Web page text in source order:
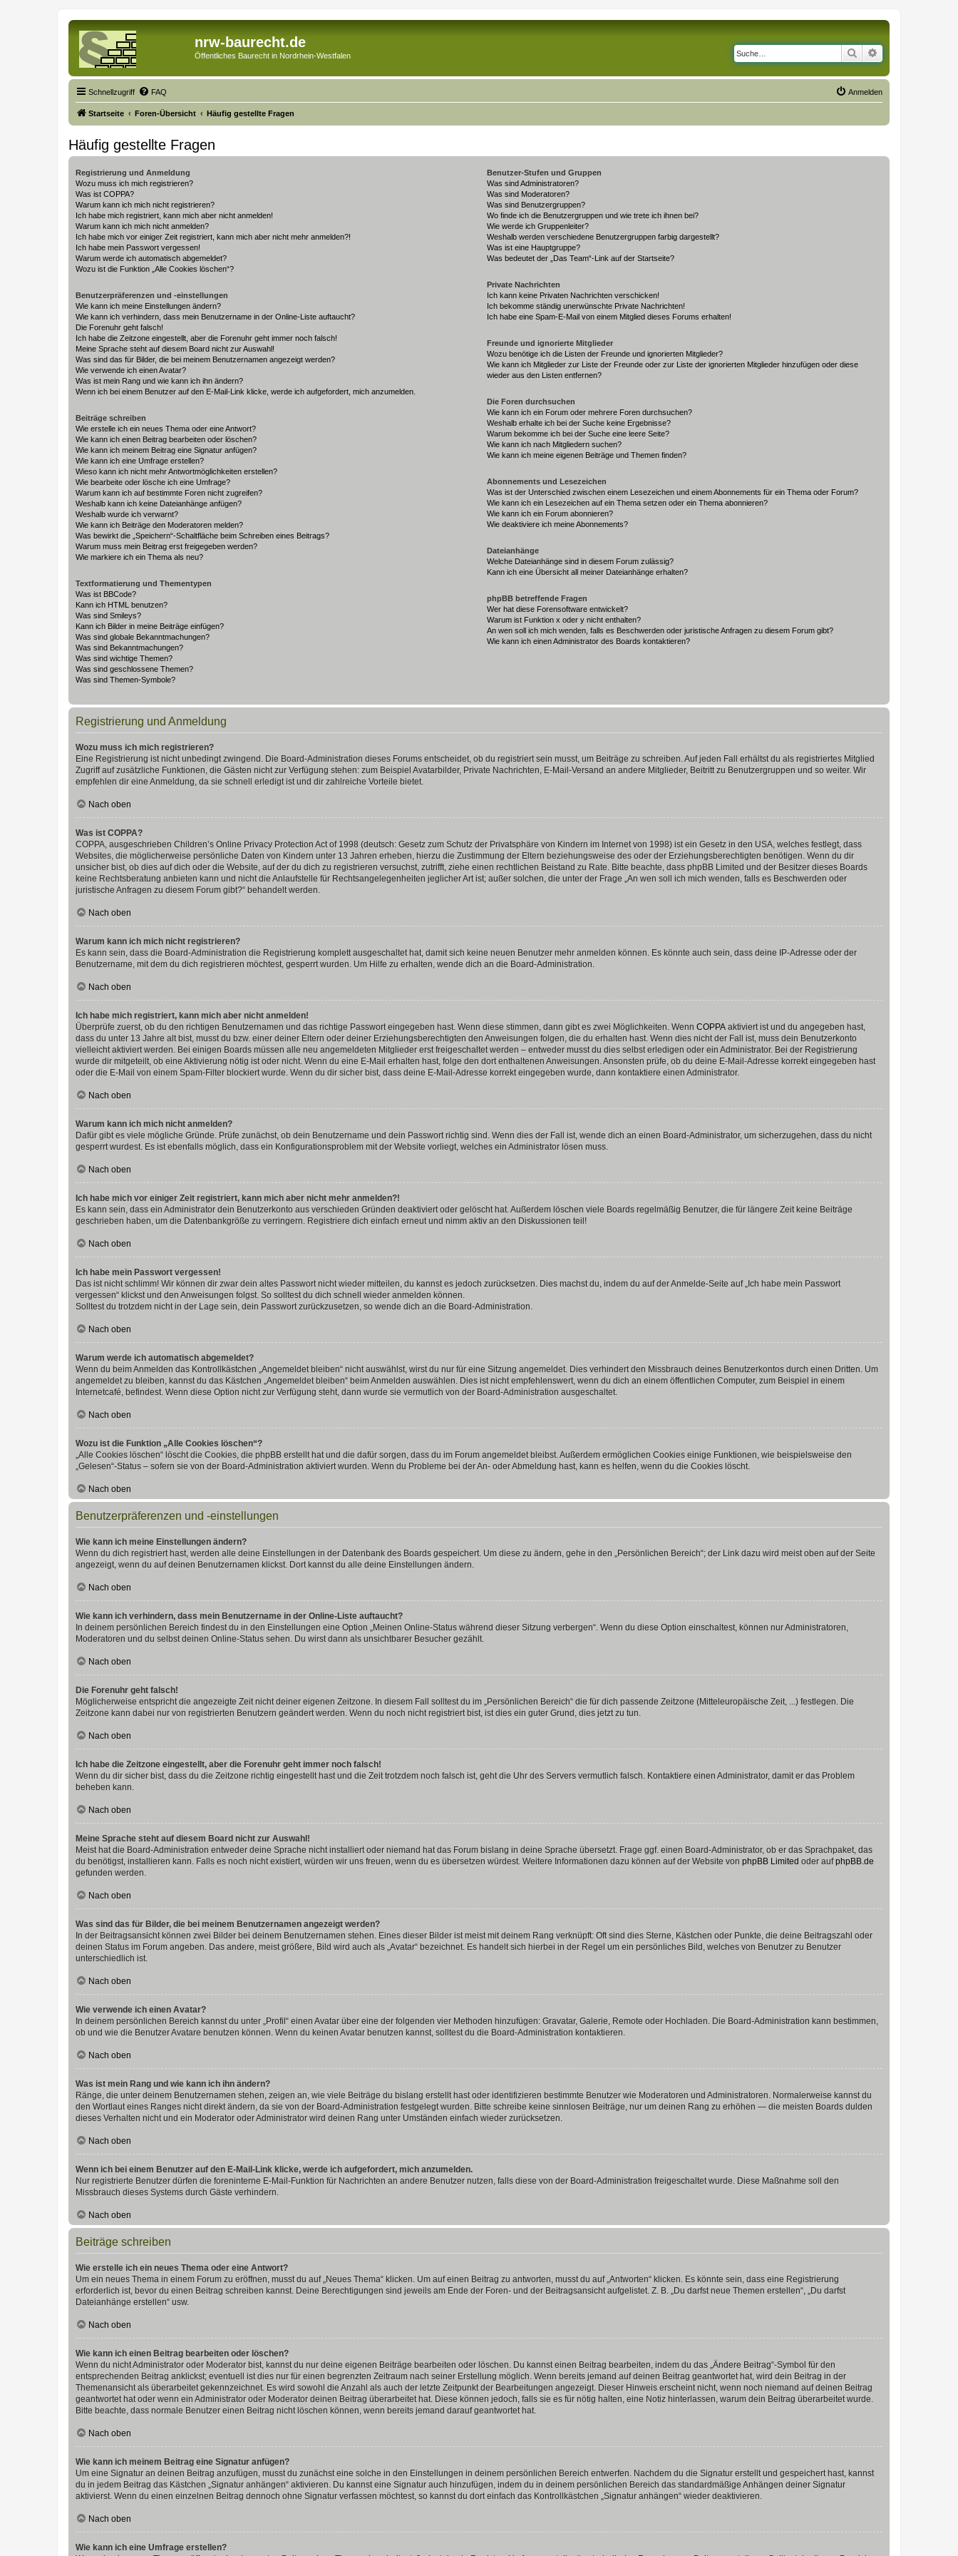
nrw-baurecht.de
Öffentliches Baurecht in Nordrhein-Westfalen Suche
Schnellzugriff FAQ Anmelden
Startseite Foren-Übersicht Häufig gestellte Fragen
Häufig gestellte Fragen
Registrierung und Anmeldung
Wozu muss ich mich registrieren?
Was ist COPPA?
Warum kann ich mich nicht registrieren?
Ich habe mich registriert, kann mich aber nicht anmelden!
Warum kann ich mich nicht anmelden?
Ich habe mich vor einiger Zeit registriert, kann mich aber nicht mehr anmelden?!
Ich habe mein Passwort vergessen!
Warum werde ich automatisch abgemeldet?
Wozu ist die Funktion „Alle Cookies löschen“?
Benutzerpräferenzen und -einstellungen
Wie kann ich meine Einstellungen ändern?
Wie kann ich verhindern, dass mein Benutzername in der Online-Liste auftaucht?
Die Forenuhr geht falsch!
Ich habe die Zeitzone eingestellt, aber die Forenuhr geht immer noch falsch!
Meine Sprache steht auf diesem Board nicht zur Auswahl!
Was sind das für Bilder, die bei meinem Benutzernamen angezeigt werden?
Wie verwende ich einen Avatar?
Was ist mein Rang und wie kann ich ihn ändern?
Wenn ich bei einem Benutzer auf den E-Mail-Link klicke, werde ich aufgefordert, mich anzumelden.
Beiträge schreiben
Wie erstelle ich ein neues Thema oder eine Antwort?
Wie kann ich einen Beitrag bearbeiten oder löschen?
Wie kann ich meinem Beitrag eine Signatur anfügen?
Wie kann ich eine Umfrage erstellen?
Wieso kann ich nicht mehr Antwortmöglichkeiten erstellen?
Wie bearbeite oder lösche ich eine Umfrage?
Warum kann ich auf bestimmte Foren nicht zugreifen?
Weshalb kann ich keine Dateianhänge anfügen?
Weshalb wurde ich verwarnt?
Wie kann ich Beiträge den Moderatoren melden?
Was bewirkt die „Speichern“-Schaltfläche beim Schreiben eines Beitrags?
Warum muss mein Beitrag erst freigegeben werden?
Wie markiere ich ein Thema als neu?
Textformatierung und Thementypen
Was ist BBCode?
Kann ich HTML benutzen?
Was sind Smileys?
Kann ich Bilder in meine Beiträge einfügen?
Was sind globale Bekanntmachungen?
Was sind Bekanntmachungen?
Was sind wichtige Themen?
Was sind geschlossene Themen?
Was sind Themen-Symbole?
Benutzer-Stufen und Gruppen
Was sind Administratoren?
Was sind Moderatoren?
Was sind Benutzergruppen?
Wo finde ich die Benutzergruppen und wie trete ich ihnen bei?
Wie werde ich Gruppenleiter?
Weshalb werden verschiedene Benutzergruppen farbig dargestellt?
Was ist eine Hauptgruppe?
Was bedeutet der „Das Team“-Link auf der Startseite?
Private Nachrichten
Ich kann keine Privaten Nachrichten verschicken!
Ich bekomme ständig unerwünschte Private Nachrichten!
Ich habe eine Spam-E-Mail von einem Mitglied dieses Forums erhalten!
Freunde und ignorierte Mitglieder
Wozu benötige ich die Listen der Freunde und ignorierten Mitglieder?
Wie kann ich Mitglieder zur Liste der Freunde oder zur Liste der ignorierten Mitglieder hinzufügen oder diese
wieder aus den Listen entfernen?
Die Foren durchsuchen
Wie kann ich ein Forum oder mehrere Foren durchsuchen?
Weshalb erhalte ich bei der Suche keine Ergebnisse?
Warum bekomme ich bei der Suche eine leere Seite?
Wie kann ich nach Mitgliedern suchen?
Wie kann ich meine eigenen Beiträge und Themen finden?
Abonnements und Lesezeichen
Was ist der Unterschied zwischen einem Lesezeichen und einem Abonnements für ein Thema oder Forum?
Wie kann ich ein Lesezeichen auf ein Thema setzen oder ein Thema abonnieren?
Wie kann ich ein Forum abonnieren?
Wie deaktiviere ich meine Abonnements?
Dateianhänge
Welche Dateianhänge sind in diesem Forum zulässig?
Kann ich eine Übersicht all meiner Dateianhänge erhalten?
phpBB betreffende Fragen
Wer hat diese Forensoftware entwickelt?
Warum ist Funktion x oder y nicht enthalten?
An wen soll ich mich wenden, falls es Beschwerden oder juristische Anfragen zu diesem Forum gibt?
Wie kann ich einen Administrator des Boards kontaktieren?
Registrierung und Anmeldung
Wozu muss ich mich registrieren?
Eine Registrierung ist nicht unbedingt zwingend. Die Board-Administration dieses Forums entscheidet, ob du registriert sein musst, um Beiträge zu schreiben. Auf jeden Fall erhältst du als registriertes Mitglied
Zugriff auf zusätzliche Funktionen, die Gästen nicht zur Verfügung stehen: zum Beispiel Avatarbilder, Private Nachrichten, E-Mail-Versand an andere Mitglieder, Beitritt zu Benutzergruppen und so weiter. Wir
empfehlen dir eine Anmeldung, da sie schnell erledigt ist und dir zahlreiche Vorteile bietet.
Nach oben
Was ist COPPA?
COPPA, ausgeschrieben Children’s Online Privacy Protection Act of 1998 (deutsch: Gesetz zum Schutz der Privatsphäre von Kindern im Internet von 1998) ist ein Gesetz in den USA, welches festlegt, dass
Websites, die möglicherweise persönliche Daten von Kindern unter 13 Jahren erheben, hierzu die Zustimmung der Eltern beziehungsweise des oder der Erziehungsberechtigten benötigen. Wenn du dir
unsicher bist, ob dies auf dich oder die Website, auf der du dich zu registrieren versuchst, zutrifft, ziehe einen rechtlichen Beistand zu Rate. Bitte beachte, dass phpBB Limited und der Besitzer dieses Boards
keine Rechtsberatung anbieten kann und nicht die Anlaufstelle für Rechtsangelegenheiten jeglicher Art ist; außer solchen, die unter der Frage „An wen soll ich mich wenden, falls es Beschwerden oder
juristische Anfragen zu diesem Forum gibt?“ behandelt werden.
Nach oben
Warum kann ich mich nicht registrieren?
Es kann sein, dass die Board-Administration die Registrierung komplett ausgeschaltet hat, damit sich keine neuen Benutzer mehr anmelden können. Es könnte auch sein, dass deine IP-Adresse oder der
Benutzername, mit dem du dich registrieren möchtest, gesperrt wurden. Um Hilfe zu erhalten, wende dich an die Board-Administration.
Nach oben
Ich habe mich registriert, kann mich aber nicht anmelden!
Überprüfe zuerst, ob du den richtigen Benutzernamen und das richtige Passwort eingegeben hast. Wenn diese stimmen, dann gibt es zwei Möglichkeiten. Wenn COPPA aktiviert ist und du angegeben hast,
dass du unter 13 Jahre alt bist, musst du bzw. einer deiner Eltern oder deiner Erziehungsberechtigten den Anweisungen folgen, die du erhalten hast. Wenn dies nicht der Fall ist, muss dein Benutzerkonto
vielleicht aktiviert werden. Bei einigen Boards müssen alle neu angemeldeten Mitglieder erst freigeschaltet werden – entweder musst du dies selbst erledigen oder ein Administrator. Bei der Registrierung
wurde dir mitgeteilt, ob eine Aktivierung nötig ist oder nicht. Wenn du eine E-Mail erhalten hast, folge den dort enthaltenen Anweisungen. Ansonsten prüfe, ob du deine E-Mail-Adresse korrekt eingegeben hast
oder die E-Mail von einem Spam-Filter blockiert wurde. Wenn du dir sicher bist, dass deine E-Mail-Adresse korrekt eingegeben wurde, dann kontaktiere einen Administrator.
Nach oben
Warum kann ich mich nicht anmelden?
Dafür gibt es viele mögliche Gründe. Prüfe zunächst, ob dein Benutzername und dein Passwort richtig sind. Wenn dies der Fall ist, wende dich an einen Board-Administrator, um sicherzugehen, dass du nicht
gesperrt wurdest. Es ist ebenfalls möglich, dass ein Konfigurationsproblem mit der Website vorliegt, welches ein Administrator lösen muss.
Nach oben
Ich habe mich vor einiger Zeit registriert, kann mich aber nicht mehr anmelden?!
Es kann sein, dass ein Administrator dein Benutzerkonto aus verschieden Gründen deaktiviert oder gelöscht hat. Außerdem löschen viele Boards regelmäßig Benutzer, die für längere Zeit keine Beiträge
geschrieben haben, um die Datenbankgröße zu verringern. Registriere dich einfach erneut und nimm aktiv an den Diskussionen teil!
Nach oben
Ich habe mein Passwort vergessen!
Das ist nicht schlimm! Wir können dir zwar dein altes Passwort nicht wieder mitteilen, du kannst es jedoch zurücksetzen. Dies machst du, indem du auf der Anmelde-Seite auf „Ich habe mein Passwort
vergessen“ klickst und den Anweisungen folgst. So solltest du dich schnell wieder anmelden können.
Solltest du trotzdem nicht in der Lage sein, dein Passwort zurückzusetzen, so wende dich an die Board-Administration.
Nach oben
Warum werde ich automatisch abgemeldet?
Wenn du beim Anmelden das Kontrollkästchen „Angemeldet bleiben“ nicht auswählst, wirst du nur für eine Sitzung angemeldet. Dies verhindert den Missbrauch deines Benutzerkontos durch einen Dritten. Um
angemeldet zu bleiben, kannst du das Kästchen „Angemeldet bleiben“ beim Anmelden auswählen. Dies ist nicht empfehlenswert, wenn du dich an einem öffentlichen Computer, zum Beispiel in einem
Internetcafé, befindest. Wenn diese Option nicht zur Verfügung steht, dann wurde sie vermutlich von der Board-Administration ausgeschaltet.
Nach oben
Wozu ist die Funktion „Alle Cookies löschen“?
„Alle Cookies löschen“ löscht die Cookies, die phpBB erstellt hat und die dafür sorgen, dass du im Forum angemeldet bleibst. Außerdem ermöglichen Cookies einige Funktionen, wie beispielsweise den
„Gelesen“-Status – sofern sie von der Board-Administration aktiviert wurden. Wenn du Probleme bei der An- oder Abmeldung hast, kann es helfen, wenn du die Cookies löscht.
Nach oben
Benutzerpräferenzen und -einstellungen
Wie kann ich meine Einstellungen ändern?
Wenn du dich registriert hast, werden alle deine Einstellungen in der Datenbank des Boards gespeichert. Um diese zu ändern, gehe in den „Persönlichen Bereich“; der Link dazu wird meist oben auf der Seite
angezeigt, wenn du auf deinen Benutzernamen klickst. Dort kannst du alle deine Einstellungen ändern.
Nach oben
Wie kann ich verhindern, dass mein Benutzername in der Online-Liste auftaucht?
In deinem persönlichen Bereich findest du in den Einstellungen eine Option „Meinen Online-Status während dieser Sitzung verbergen“. Wenn du diese Option einschaltest, können nur Administratoren,
Moderatoren und du selbst deinen Online-Status sehen. Du wirst dann als unsichtbarer Besucher gezählt.
Nach oben
Die Forenuhr geht falsch!
Möglicherweise entspricht die angezeigte Zeit nicht deiner eigenen Zeitzone. In diesem Fall solltest du im „Persönlichen Bereich“ die für dich passende Zeitzone (Mitteleuropäische Zeit, ...) festlegen. Die
Zeitzone kann dabei nur von registrierten Benutzern geändert werden. Wenn du noch nicht registriert bist, ist dies ein guter Grund, dies jetzt zu tun.
Nach oben
Ich habe die Zeitzone eingestellt, aber die Forenuhr geht immer noch falsch!
Wenn du dir sicher bist, dass du die Zeitzone richtig eingestellt hast und die Zeit trotzdem noch falsch ist, geht die Uhr des Servers vermutlich falsch. Kontaktiere einen Administrator, damit er das Problem
beheben kann.
Nach oben
Meine Sprache steht auf diesem Board nicht zur Auswahl!
Meist hat die Board-Administration entweder deine Sprache nicht installiert oder niemand hat das Forum bislang in deine Sprache übersetzt. Frage ggf. einen Board-Administrator, ob er das Sprachpaket, das
du benötigst, installieren kann. Falls es noch nicht existiert, würden wir uns freuen, wenn du es übersetzen würdest. Weitere Informationen dazu können auf der Website von phpBB Limited oder aufphpBB.de
gefunden werden.
Nach oben
Was sind das für Bilder, die bei meinem Benutzernamen angezeigt werden?
In der Beitragsansicht können zwei Bilder bei deinem Benutzernamen stehen. Eines dieser Bilder ist meist mit deinem Rang verknüpft: Oft sind dies Sterne, Kästchen oder Punkte, die deine Beitragszahl oder
deinen Status im Forum angeben. Das andere, meist größere, Bild wird auch als „Avatar“ bezeichnet. Es handelt sich hierbei in der Regel um ein persönliches Bild, welches von Benutzer zu Benutzer
unterschiedlich ist.
Nach oben
Wie verwende ich einen Avatar?
In deinem persönlichen Bereich kannst du unter „Profil“ einen Avatar über eine der folgenden vier Methoden hinzufügen: Gravatar, Galerie, Remote oder Hochladen. Die Board-Administration kann bestimmen,
ob und wie die Benutzer Avatare benutzen können. Wenn du keinen Avatar benutzen kannst, solltest du die Board-Administration kontaktieren.
Nach oben
Was ist mein Rang und wie kann ich ihn ändern?
Ränge, die unter deinem Benutzernamen stehen, zeigen an, wie viele Beiträge du bislang erstellt hast oder identifizieren bestimmte Benutzer wie Moderatoren und Administratoren. Normalerweise kannst du
den Wortlaut eines Ranges nicht direkt ändern, da sie von der Board-Administration festgelegt wurden. Bitte schreibe keine sinnlosen Beiträge, nur um deinen Rang zu erhöhen — die meisten Boards dulden
dieses Verhalten nicht und ein Moderator oder Administrator wird deinen Rang unter Umständen einfach wieder zurücksetzen.
Nach oben
Wenn ich bei einem Benutzer auf den E-Mail-Link klicke, werde ich aufgefordert, mich anzumelden.
Nur registrierte Benutzer dürfen die foreninterne E-Mail-Funktion für Nachrichten an andere Benutzer nutzen, falls diese von der Board-Administration freigeschaltet wurde. Diese Maßnahme soll den
Missbrauch dieses Systems durch Gäste verhindern.
Nach oben
Beiträge schreiben
Wie erstelle ich ein neues Thema oder eine Antwort?
Um ein neues Thema in einem Forum zu eröffnen, musst du auf „Neues Thema“ klicken. Um auf einen Beitrag zu antworten, musst du auf „Antworten“ klicken. Es könnte sein, dass eine Registrierung
erforderlich ist, bevor du einen Beitrag schreiben kannst. Deine Berechtigungen sind jeweils am Ende der Foren- und der Beitragsansicht aufgelistet. Z. B. „Du darfst neue Themen erstellen“, „Du darfst
Dateianhänge erstellen“ usw.
Nach oben
Wie kann ich einen Beitrag bearbeiten oder löschen?
Wenn du nicht Administrator oder Moderator bist, kannst du nur deine eigenen Beiträge bearbeiten oder löschen. Du kannst einen Beitrag bearbeiten, indem du das „Ändere Beitrag“-Symbol für den
entsprechenden Beitrag anklickst; eventuell ist dies nur für einen begrenzten Zeitraum nach seiner Erstellung möglich. Wenn bereits jemand auf deinen Beitrag geantwortet hat, wird dein Beitrag in der
Themenansicht als überarbeitet gekennzeichnet. Es wird sowohl die Anzahl als auch der letzte Zeitpunkt der Bearbeitungen angezeigt. Dieser Hinweis erscheint nicht, wenn noch niemand auf deinen Beitrag
geantwortet hat oder wenn ein Administrator oder Moderator deinen Beitrag überarbeitet hat. Diese können jedoch, falls sie es für nötig halten, eine Notiz hinterlassen, warum dein Beitrag überarbeitet wurde.
Bitte beachte, dass normale Benutzer einen Beitrag nicht löschen können, wenn bereits jemand darauf geantwortet hat.
Nach oben
Wie kann ich meinem Beitrag eine Signatur anfügen?
Um eine Signatur an deinen Beitrag anzufügen, musst du zunächst eine solche in den Einstellungen in deinem persönlichen Bereich entwerfen. Nachdem du die Signatur erstellt und gespeichert hast, kannst
du in jedem Beitrag das Kästchen „Signatur anhängen“ aktivieren. Du kannst eine Signatur auch hinzufügen, indem du in deinem persönlichen Bereich das standardmäßige Anhängen deiner Signatur
aktivierst. Wenn du einen einzelnen Beitrag dennoch ohne Signatur verfassen möchtest, so kannst du dort einfach das Kontrollkästchen „Signatur anhängen“ wieder deaktivieren.
Nach oben
Wie kann ich eine Umfrage erstellen?